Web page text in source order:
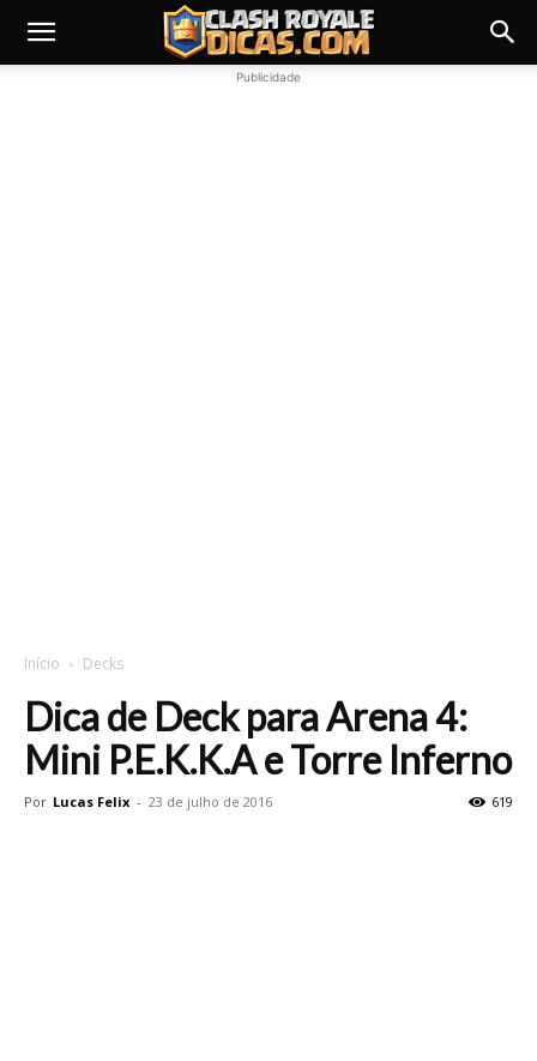
Publicidade
Início Decks
Dica de Deck para Arena 4:
Mini P.E.K.K.A e Torre Inferno
Por Lucas Felix - 23 de julho de 2016 619